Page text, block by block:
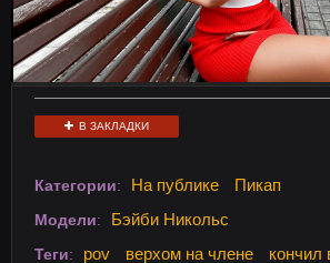
В ЗАКЛАДКИ
Категории: На публике Пикап
Модели: Бэйби Никольс
Теги: pov верхом на члене
кончил